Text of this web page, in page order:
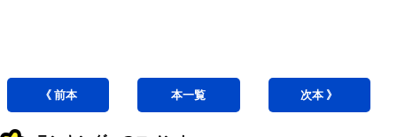
《 前本 本一覧 次本 》